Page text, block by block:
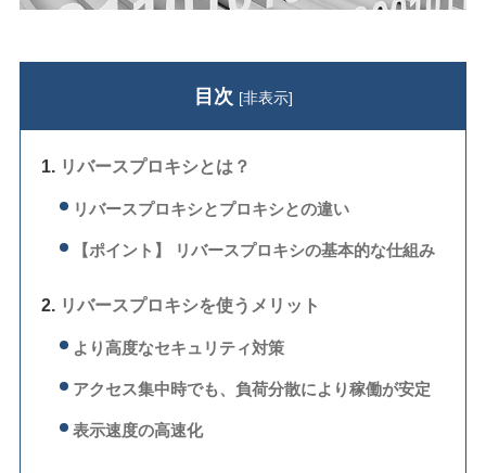
目次 [非表示]
リバースプロキシとは？
リバースプロキシとプロキシとの違い
【ポイント】 リバースプロキシの基本的な仕組み
リバースプロキシを使うメリット
より高度なセキュリティ対策
アクセス集中時でも、負荷分散により稼働が安定
表示速度の高速化